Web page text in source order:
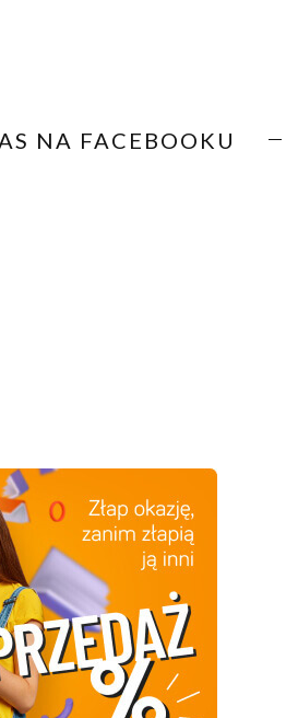
NA FACEBOOKU